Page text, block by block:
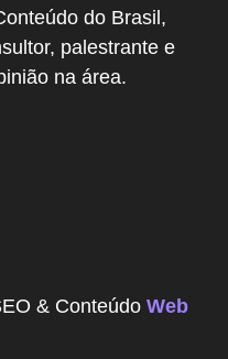
do Brasil,
palestrante e
na área.
& Conteúdo Web